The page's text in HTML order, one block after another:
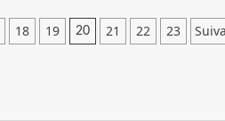
18 19 20 21 22 23